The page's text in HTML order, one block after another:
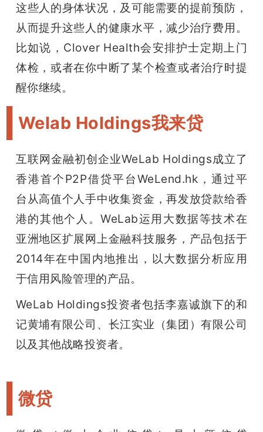
这些人的身体状况，及可能需要的提前预防，
从而提升这些人的健康水平，减少治疗费用。
比如说，Clover Health会安排护士定期上门
体检，或者在你中断了某个检查或者治疗时提
醒你继续。
Welab Holdings我来贷
互联网金融初创企业WeLab Holdings成立了
香港首个P2P借贷平台WeLend.hk，通过平
台从高值个人手中收集资金，再发放贷款给香
港的其他个人。WeLab运用大数据等技术在
亚洲地区扩展网上金融科技服务，产品包括于
2014年在中国内地推出，以大数据分析应用
于信用风险管理的产品。
WeLab Holdings投资者包括李嘉诚旗下的和
记黄埔有限公司、长江实业（集团）有限公司
以及其他战略投资者。
微贷